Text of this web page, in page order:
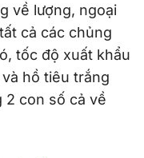
về lượng, ngoại
cả các chủng
tốc độ xuất khẩu
hồ tiêu trắng
2 con số cả về